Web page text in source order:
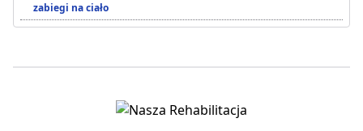
zabiegi na ciało